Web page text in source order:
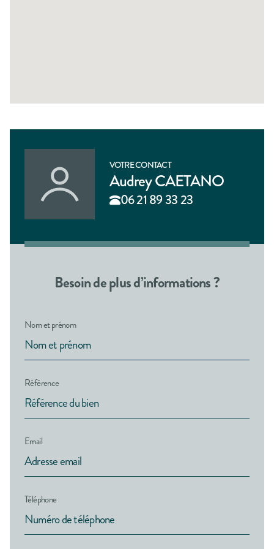
VOTRE CONTACT
Audrey CAETANO
06 21 89 33 23
Besoin de plus d’informations ?
Nom et prénom
Référence
Email
Téléphone